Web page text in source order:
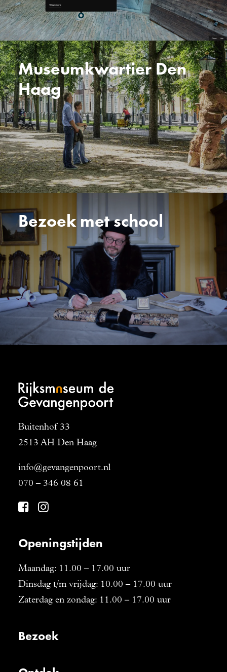
Museumkwartier Den
Haag
Bezoek met school
Buitenhof 33
2513 AH Den Haag
info@gevangenpoort.nl
070 – 346 08 61
Openingstijden
Maandag: 11.00 – 17.00 uur
Dinsdag t/m vrijdag: 10.00 – 17.00 uur
Zaterdag en zondag: 11.00 – 17.00 uur
Bezoek